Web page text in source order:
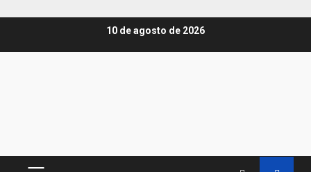
10 de agosto de 2026